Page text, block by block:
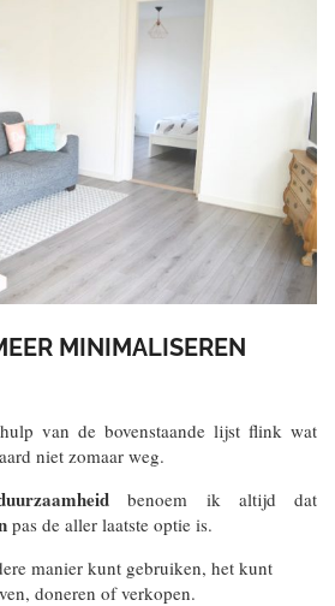
MINIMALISEREN
van de bovenstaande lijst flink wat
niet zomaar weg.
benoem ik altijd dat
pas de aller laatste optie is.
manier kunt gebruiken, het kunt
doneren of verkopen.